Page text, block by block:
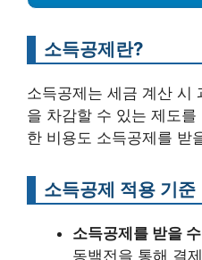
소득공제란?
소득공제는 세금 계산 시
을 차감할 수 있는 제도
한 비용도 소득공제를 받
소득공제 적용 기준
소득공제를 받을
동백전을 통해 결